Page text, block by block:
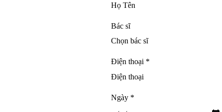
Bác sĩ
Điện thoại *
Ngày *